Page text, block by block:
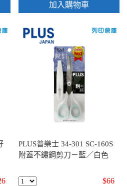
加入購物車
PLUS普樂士 34-301 SC-160S
附蓋不鏽鋼剪刀－藍／白色
$66